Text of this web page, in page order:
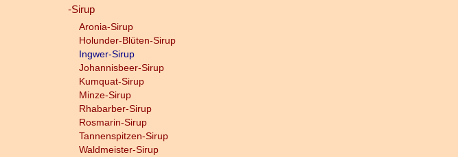
-Sirup
Aronia-Sirup
Holunder-Blüten-Sirup
Ingwer-Sirup
Johannisbeer-Sirup
Kumquat-Sirup
Minze-Sirup
Rhabarber-Sirup
Rosmarin-Sirup
Tannenspitzen-Sirup
Waldmeister-Sirup